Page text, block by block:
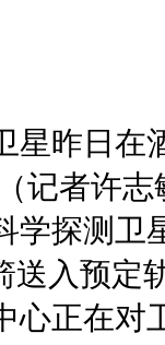
昨日在
记者许
学探测
送入预定
心正在